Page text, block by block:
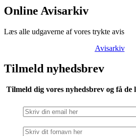
Online Avisarkiv
Læs alle udgaverne af vores trykte avis
Avisarkiv
Tilmeld nyhedsbrev
Tilmeld dig vores nyhedsbrev og få de